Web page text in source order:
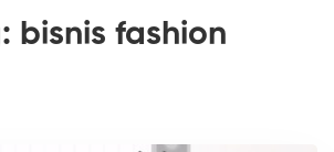
bisnis fashion